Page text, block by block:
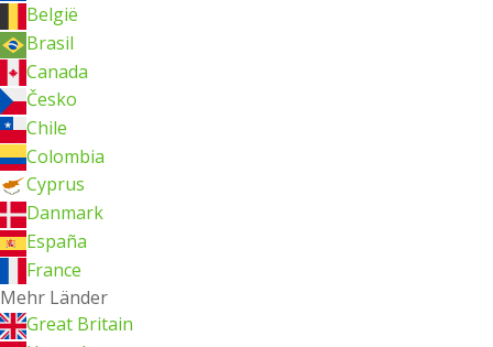
België
Brasil
Canada
Česko
Chile
Colombia
Cyprus
Danmark
España
France
Mehr Länder
Great Britain